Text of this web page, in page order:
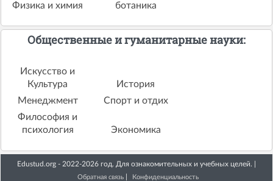
Физика и химия
ботаника
Общественные и гуманитарные науки:
Искусство и
Культура
История
Менеджмент
Спорт и отдих
Философия и
психология
Экономика
Edustud.org - 2022-2026 год. Для ознакомительных и учебных целей. |
Обратная связь Конфиденциальность